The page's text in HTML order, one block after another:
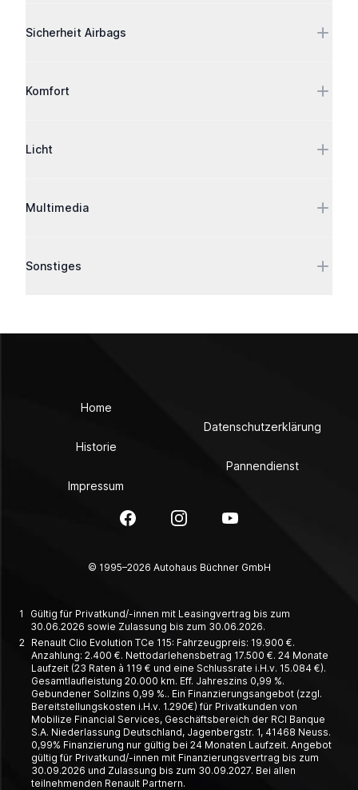
Sicherheit Airbags
Komfort
Licht
Multimedia
Sonstiges
Home
Historie
Impressum
Datenschutzerklärung
Pannendienst
FacebookInstagramYouTube
© 1995–2026 Autohaus Büchner GmbH
1
Gültig für Privatkund/-innen mit Leasingvertrag bis zum
30.06.2026 sowie Zulassung bis zum 30.06.2026.
2 Renault Clio Evolution TCe 115: Fahrzeugpreis: 19.900 €.
Anzahlung: 2.400 €. Nettodarlehensbetrag 17.500 €. 24 Monate
Laufzeit (23 Raten à 119 € und eine Schlussrate i.H.v. 15.084 €).
Gesamtlaufleistung 20.000 km. Eff. Jahreszins 0,99 %.
Gebundener Sollzins 0,99 %.. Ein Finanzierungsangebot (zzgl.
Bereitstellungskosten i.H.v. 1.290€) für Privatkunden von
Mobilize Financial Services, Geschäftsbereich der RCI Banque
S.A. Niederlassung Deutschland, Jagenbergstr. 1, 41468 Neuss.
0,99% Finanzierung nur gültig bei 24 Monaten Laufzeit. Angebot
gültig für Privatkund/-innen mit Finanzierungsvertrag bis zum
30.09.2026 und Zulassung bis zum 30.09.2027. Bei allen
teilnehmenden Renault Partnern.